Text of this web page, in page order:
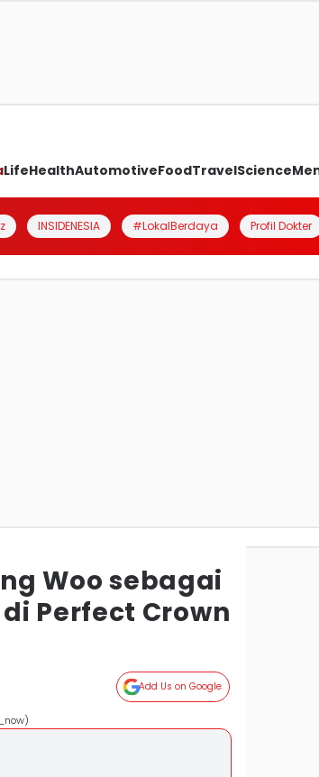
LifeHealthAutomotiveFoodTravelScience
INSIDENESIA #LokalBerdaya Profil Dokter
Woo sebagai
Perfect Crown
Add Us on Google